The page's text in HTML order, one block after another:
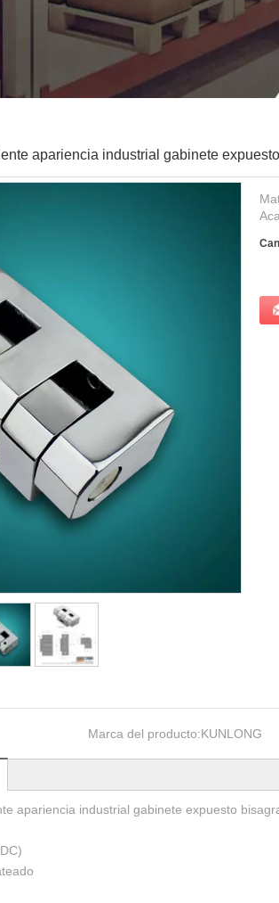
apariencia industrial gabinete
Marca del producto:KUNLONG
apariencia industrial gabinete expuesto